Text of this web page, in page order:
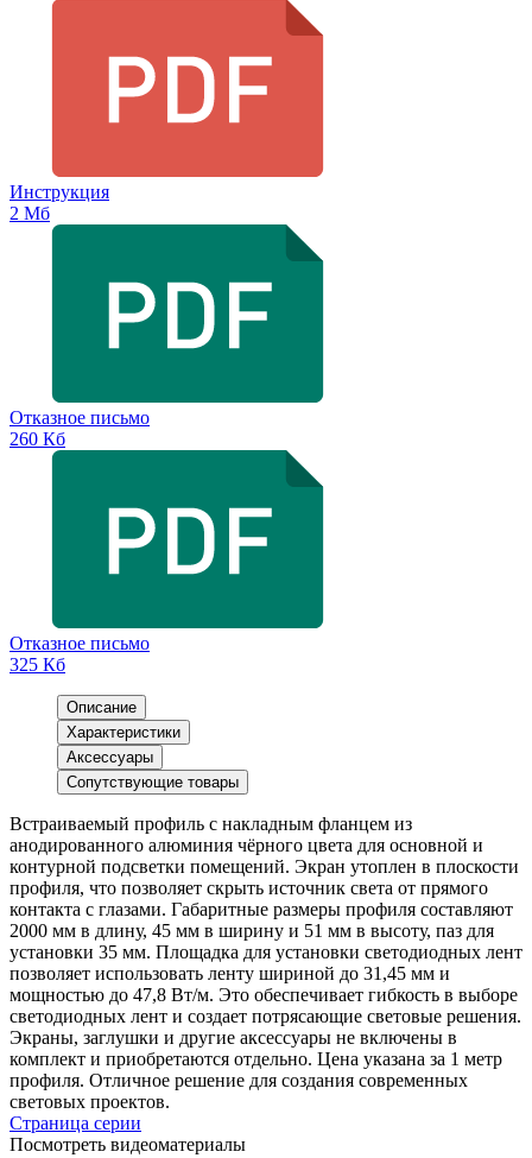
Инструкция
2 Мб
Отказное письмо
260 Кб
Отказное письмо
325 Кб
Описание
Характеристики
Аксессуары
Сопутствующие товары
Встраиваемый профиль с накладным фланцем из
анодированного алюминия чёрного цвета для основной и
контурной подсветки помещений. Экран утоплен в плоскости
профиля, что позволяет скрыть источник света от прямого
контакта с глазами. Габаритные размеры профиля составляют
2000 мм в длину, 45 мм в ширину и 51 мм в высоту, паз для
установки 35 мм. Площадка для установки светодиодных лент
позволяет использовать ленту шириной до 31,45 мм и
мощностью до 47,8 Вт/м. Это обеспечивает гибкость в выборе
светодиодных лент и создает потрясающие световые решения.
Экраны, заглушки и другие аксессуары не включены в
комплект и приобретаются отдельно. Цена указана за 1 метр
профиля. Отличное решение для создания современных
световых проектов.
Страница серии
Посмотреть видеоматериалы